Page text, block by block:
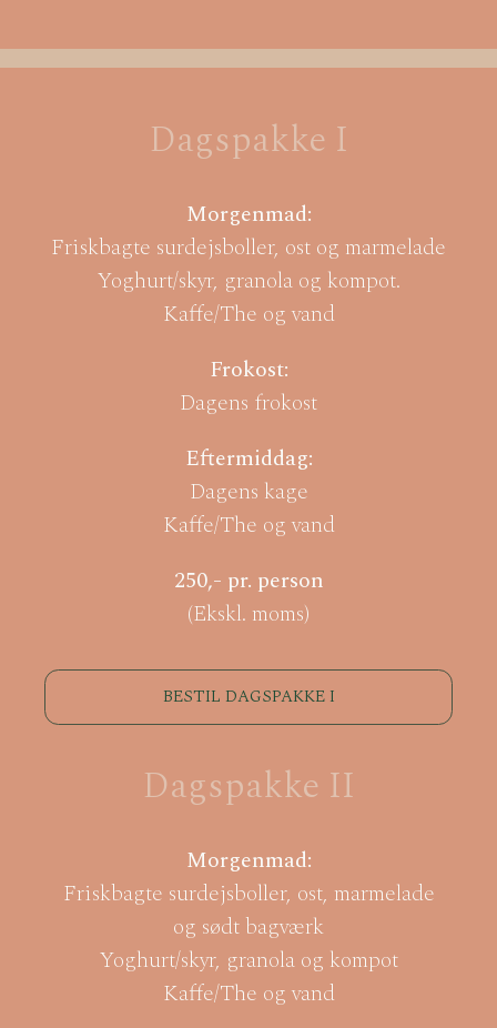
Dagspakke I
Morgenmad:
Friskbagte surdejsboller, ost og marmelade
Yoghurt/skyr, granola og kompot.
Kaffe/The og vand
Frokost:
Dagens frokost
Eftermiddag:
Dagens kage
Kaffe/The og vand
250,- pr. person
(Ekskl. moms)
BESTIL DAGSPAKKE I
Dagspakke II
Morgenmad:
Friskbagte surdejsboller, ost, marmelade
og sødt bagværk
Yoghurt/skyr, granola og kompot
Kaffe/The og vand